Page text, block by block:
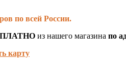
по всей России.
из нашего магазина по
карту